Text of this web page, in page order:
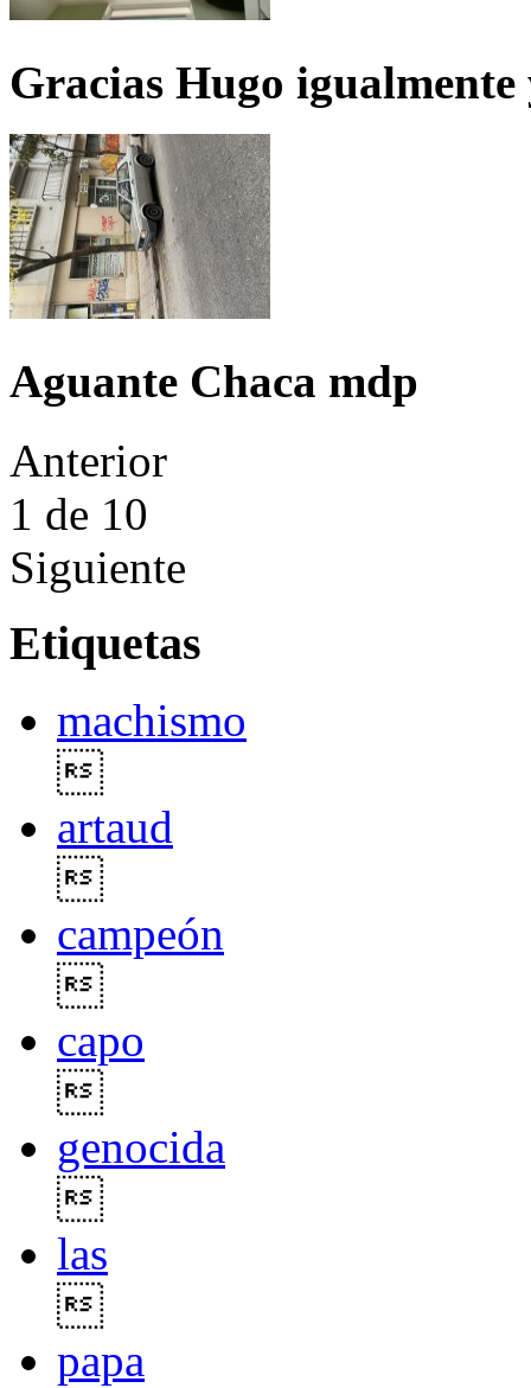
Gracias Hugo igualmente
Aguante Chaca mdp
Anterior
1 de 10
Siguiente
Etiquetas
machismo
artaud
campeón
capo
genocida
las
papa